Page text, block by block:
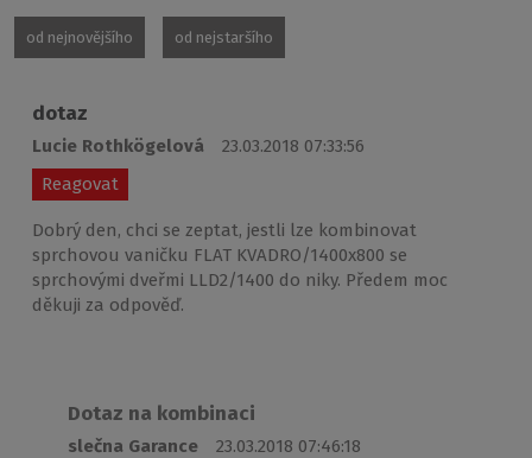
od nejnovějšího od nejstaršího
dotaz
Lucie Rothkögelová
23.03.2018 07:33:56
Reagovat
Dobrý den, chci se zeptat, jestli lze kombinovat
sprchovou vaničku FLAT KVADRO/1400x800 se
sprchovými dveřmi LLD2/1400 do niky. Předem moc
děkuji za odpověď.
Dotaz na kombinaci
slečna Garance
23.03.2018 07:46:18